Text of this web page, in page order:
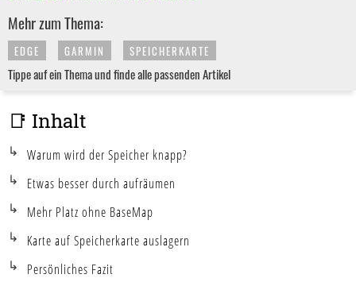
Mehr zum Thema:
EDGE GARMIN SPEICHERKARTE
Tippe auf ein Thema und finde alle passenden Artikel
📑 Inhalt
Warum wird der Speicher knapp?
Etwas besser durch aufräumen
Mehr Platz ohne BaseMap
Karte auf Speicherkarte auslagern
Persönliches Fazit